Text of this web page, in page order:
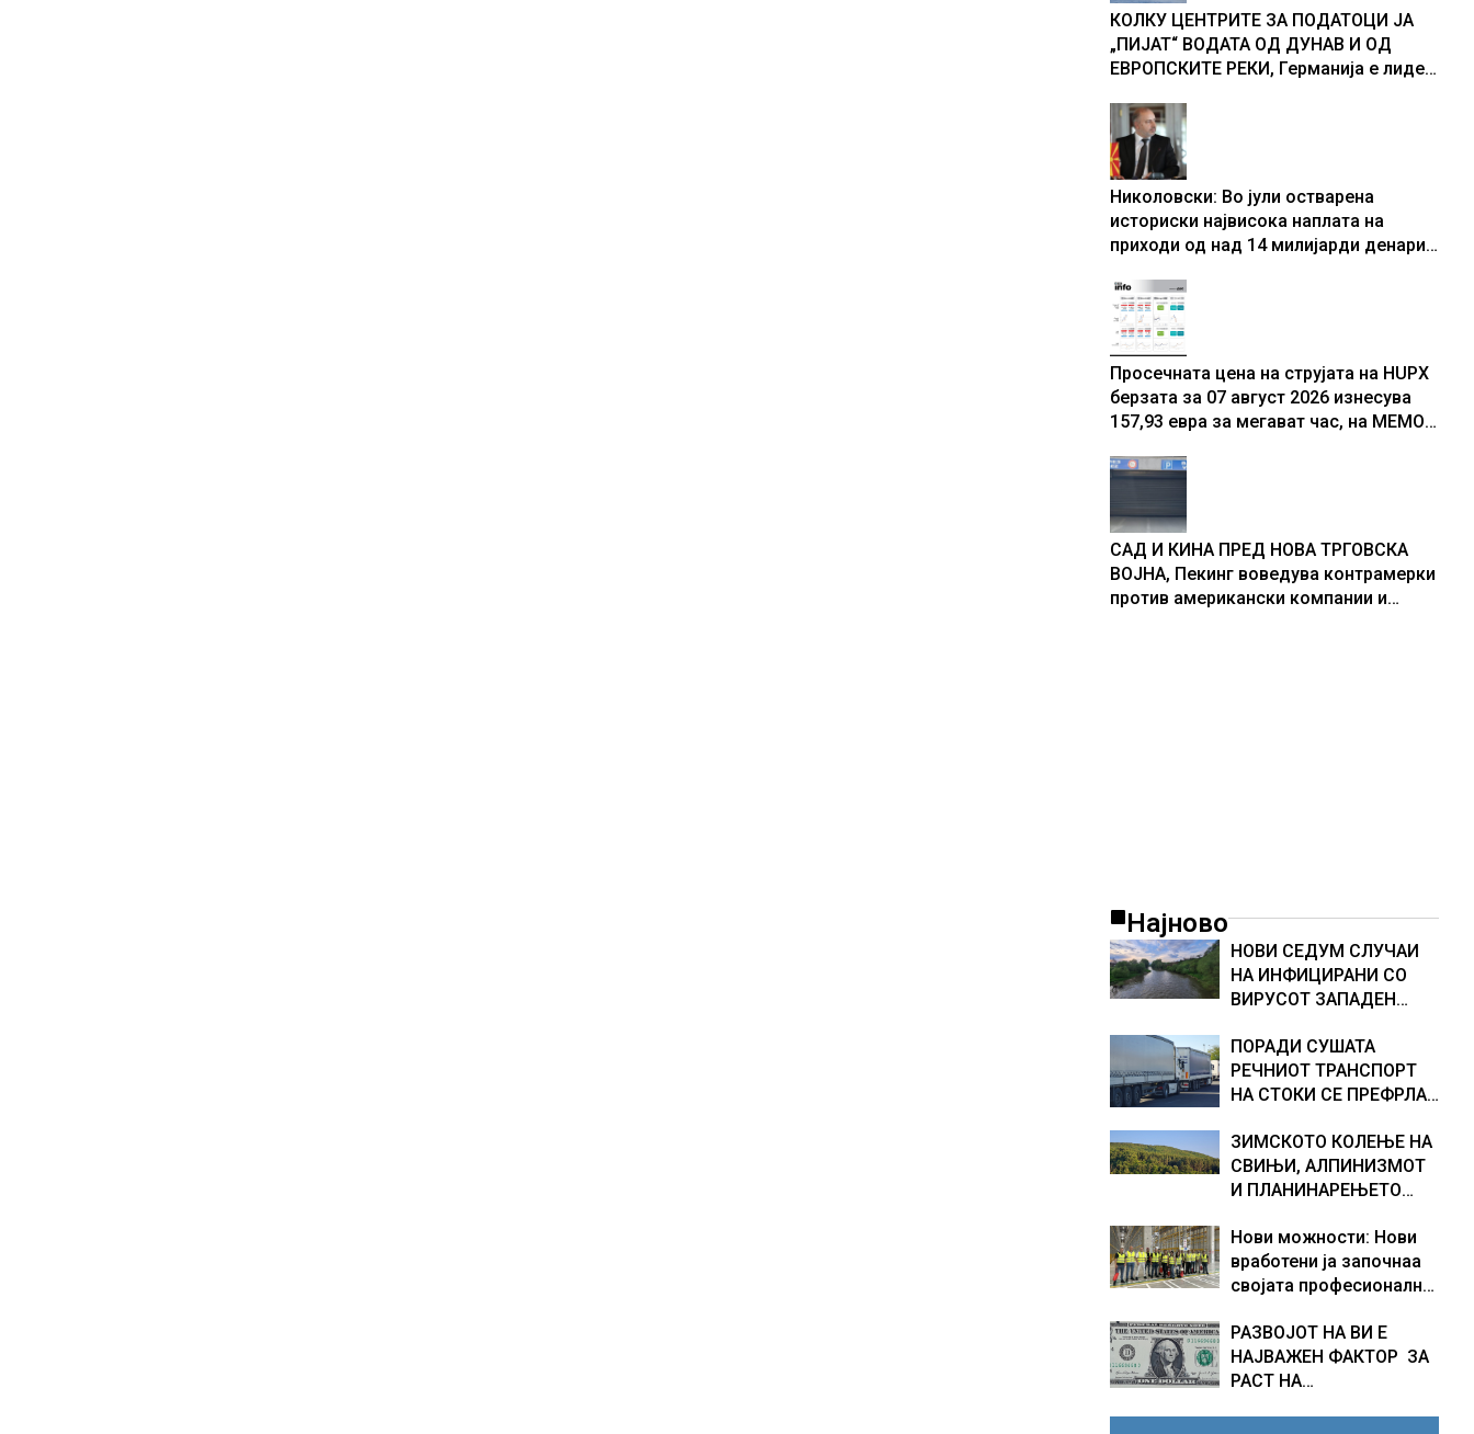
КОЛКУ ЦЕНТРИТЕ ЗА ПОДАТОЦИ ЈА
„ПИЈАТ“ ВОДАТА ОД ДУНАВ И ОД
ЕВРОПСКИТЕ РЕКИ, Германија е лидер
центри за податоци
Николовски: Во јули остварена
историски највисока наплата на
приходи од над 14 милијарди денари
резултати
Просечната цена на струјата на HUPX
берзата за 07 август 2026 изнесува
157,93 евра за мегават час, на МЕМО
САД И КИНА ПРЕД НОВА ТРГОВСКА
ВОЈНА, Пекинг воведува контрамерки
против американски компании и
Најново
НОВИ СЕДУМ СЛУЧАИ
НА ИНФИЦИРАНИ СО
ВИРУСОТ ЗАПАДЕН
во критична состојба
ПОРАДИ СУШАТА
РЕЧНИОТ ТРАНСПОРТ
НА СТОКИ СЕ ПРЕФРЛА
Германија со итни
мерки овозможува
камионџиите да возат и
ЗИМСКОТО КОЛЕЊЕ НА
СВИЊИ, АЛПИНИЗМОТ
И ПЛАНИНАРЕЊЕТО
НА КУЛТУРНО
НАСЛЕДСТВО НА
СЛОВЕНИЈА
Нови можности: Нови
вработени ја започнаа
својата професионална
Логистичкиот центар во
Куманово
РАЗВОЈОТ НА ВИ Е
НАЈВАЖЕН ФАКТОР ЗА
РАСТ НА